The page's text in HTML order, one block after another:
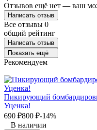
Отзывов ещё нет — ваш
Написать отзыв
Все отзывы 0
общий рейтинг
Написать отзыв
Показать ещё
Рекомендуем
Пикирующий
Уценка!
690 ₽800 ₽-14%
В наличии